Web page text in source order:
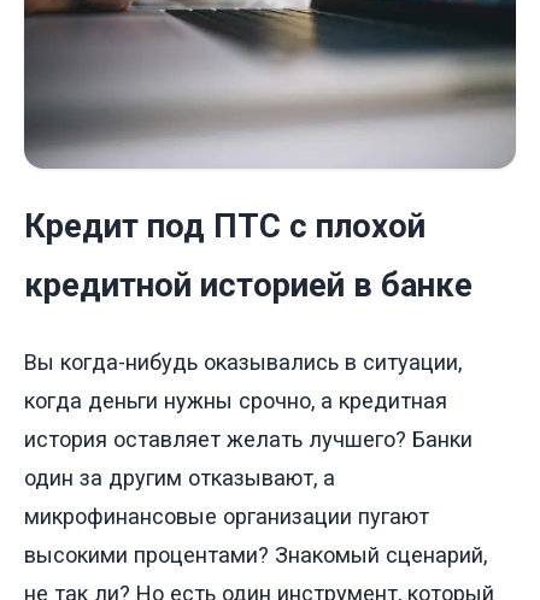
Кредит под ПТС с плохой
кредитной историей в банке
Вы когда-нибудь оказывались в ситуации,
когда деньги нужны срочно, а кредитная
история оставляет желать лучшего? Банки
один за другим отказывают, а
микрофинансовые организации пугают
высокими процентами? Знакомый сценарий,
не так ли? Но есть один инструмент, который